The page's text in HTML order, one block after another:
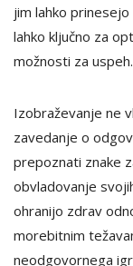
jim lahko
lahko ključno za
možnosti za uspeh.
Izobraževanje ne
zavedanje o
prepoznati znake
obvladovanje
ohranijo zdrav
morebitnim
neodgovornega